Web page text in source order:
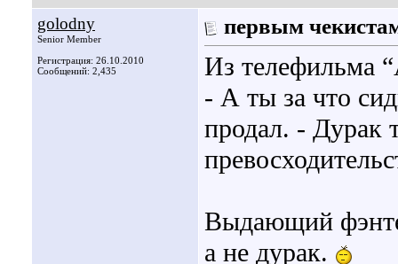
golodny
Senior Member
Регистрация: 26.10.2010
Сообщений: 2,435
первым
Из телефильма
- А ты за что
продал. - Дурак
Выдающий
а не дурак.